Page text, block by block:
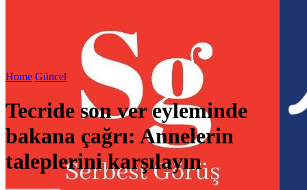
Home Güncel
Tecride son ver eyleminde
bakana çağrı: Annelerin
taleplerini karşılayın